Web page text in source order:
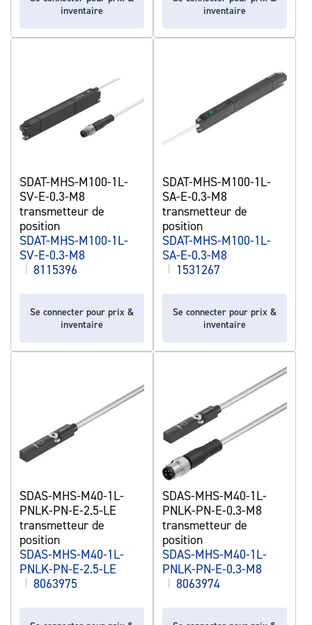
inventaire
inventaire
SDAT-MHS-M100-1L-
SV-E-0.3-M8
transmetteur de
position
SDAT-MHS-M100-1L-
SV-E-0.3-M8
| 8115396
Se connecter pour prix &
inventaire
SDAT-MHS-M100-1L-
SA-E-0.3-M8
transmetteur de
position
SDAT-MHS-M100-1L-
SA-E-0.3-M8
| 1531267
Se connecter pour prix &
inventaire
SDAS-MHS-M40-1L-
PNLK-PN-E-2.5-LE
transmetteur de
position
SDAS-MHS-M40-1L-
PNLK-PN-E-2.5-LE
| 8063975
SDAS-MHS-M40-1L-
PNLK-PN-E-0.3-M8
transmetteur de
position
SDAS-MHS-M40-1L-
PNLK-PN-E-0.3-M8
| 8063974